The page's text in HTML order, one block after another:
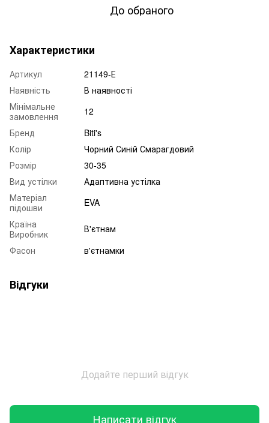
До обраного
Характеристики
Артикул
21149-Е
Наявність
В наявності
Мінімальне
замовлення
12
Бренд
Biti's
Колір
Чорний Синій Смарагдовий
Розмір
30-35
Вид устілки
Адаптивна устілка
Матеріал
підошви
EVA
Країна
Виробник
В'єтнам
Фасон
в'єтнамки
Відгуки
Додайте перший відгук
Написати відгук